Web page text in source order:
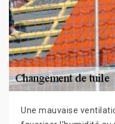
Une mauvaise